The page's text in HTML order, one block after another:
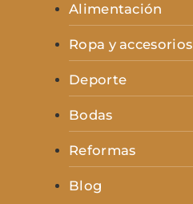
Alimentación
Ropa y accesorios
Deporte
Bodas
Reformas
Blog